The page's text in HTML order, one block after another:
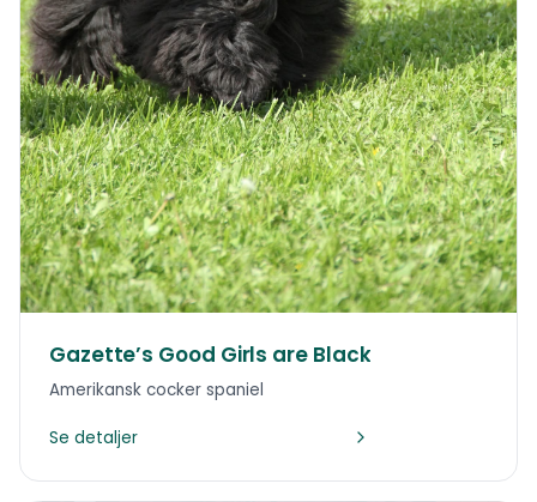
Gazette’s Good Girls are Black
Amerikansk cocker spaniel
Se detaljer